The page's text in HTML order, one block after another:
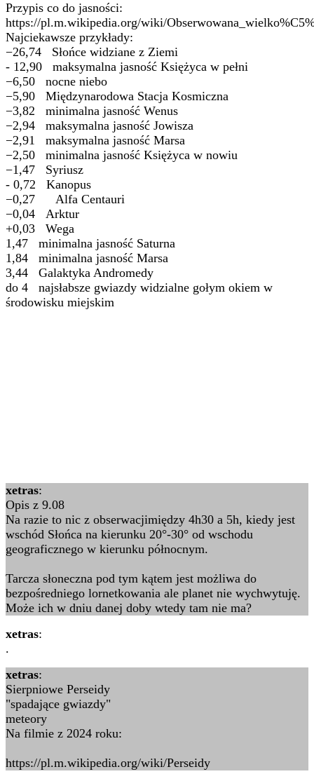
Przypis co do jasności:
https://pl.m.wikipedia.org/wiki/
Najciekawsze przykłady:
−26,74 Słońce widziane z Ziemi
- 12,90 maksymalna jasność Księżyca w pełni
−6,50 nocne niebo
−5,90 Międzynarodowa Stacja Kosmiczna
−3,82 minimalna jasność Wenus
−2,94 maksymalna jasność Jowisza
−2,91 maksymalna jasność Marsa
−2,50 minimalna jasność Księżyca w nowiu
−1,47 Syriusz
- 0,72 Kanopus
−0,27 Alfa Centauri
−0,04 Arktur
+0,03 Wega
1,47 minimalna jasność Saturna
1,84 minimalna jasność Marsa
3,44 Galaktyka Andromedy
do 4 najsłabsze gwiazdy widzialne gołym okiem w
środowisku miejskim
xetras:
Opis z 9.08
Na razie to nic z obserwacjimiędzy 4h30 a 5h, kiedy jest
wschód Słońca na kierunku 20°-30° od wschodu
geograficznego w kierunku północnym.
Tarcza słoneczna pod tym kątem jest możliwa do
bezpośredniego lornetkowania ale planet nie wychwytuję.
Może ich w dniu danej doby wtedy tam nie ma?
xetras:
.
xetras:
Sierpniowe Perseidy
"spadające gwiazdy"
meteory
Na filmie z 2024 roku:
https://pl.m.wikipedia.org/wiki/Perseidy